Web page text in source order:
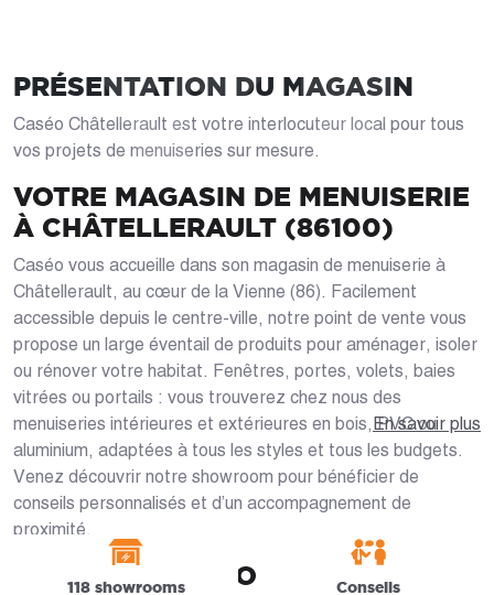
PRÉSENTATION DU MAGASIN
Caséo Châtellerault est votre interlocuteur local pour tous
vos projets de menuiseries sur mesure.
VOTRE MAGASIN DE MENUISERIE
À CHÂTELLERAULT (86100)
Caséo vous accueille dans son magasin de menuiserie à
Châtellerault, au cœur de la Vienne (86). Facilement
accessible depuis le centre-ville, notre point de vente vous
propose un large éventail de produits pour aménager, isoler
ou rénover votre habitat. Fenêtres, portes, volets, baies
vitrées ou portails : vous trouverez chez nous des
menuiseries intérieures et extérieures en bois, PVC ou
aluminium, adaptées à tous les styles et tous les budgets.
Venez découvrir notre showroom pour bénéficier de
conseils personnalisés et d’un accompagnement de
proximité.
NOS EXPERTS VOUS
En savoir plus
118 showrooms
Conseils